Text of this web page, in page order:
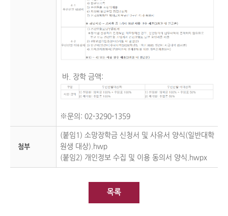
바. 장학 금액:
※문의: 02-3290-1359
첨부
(붙임1) 소망장학금 신청서 및 사유서 양식(일반대학
원생 대상).hwp
(붙임2) 개인정보 수집 및 이용 동의서 양식.hwpx
목록